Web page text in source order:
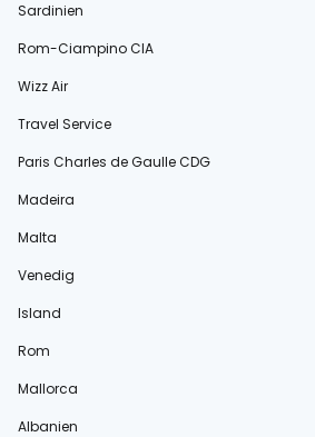
Sardinien
Rom-Ciampino CIA
Wizz Air
Travel Service
Paris Charles de Gaulle CDG
Madeira
Malta
Venedig
Island
Rom
Mallorca
Albanien